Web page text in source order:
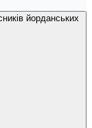
йорданських